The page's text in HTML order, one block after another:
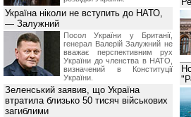
Україна ніколи не вступить до НАТО,
— Залужний
Посол України у Британії,
генерал Валерій Залужний не
вважає перспективним рух
України до членства в НАТО,
визначений в Конституції
України.
Зеленський заявив, що Україна
втратила близько 50 тисяч військових
загиблими